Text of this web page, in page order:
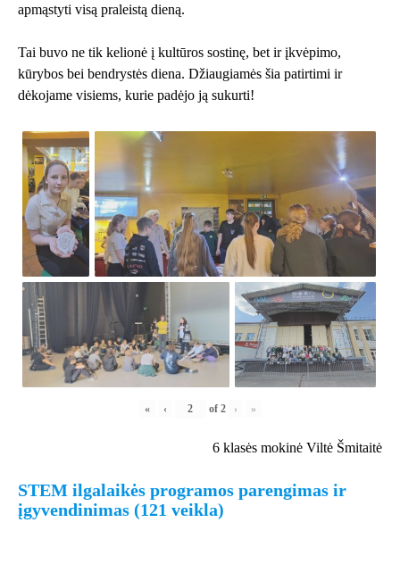
apmąstyti visą praleistą dieną.
Tai buvo ne tik kelionė į kultūros sostinę, bet ir įkvėpimo,
kūrybos bei bendrystės diena. Džiaugiamės šia patirtimi ir
dėkojame visiems, kurie padėjo ją sukurti!
« ‹ of 2 › »
6 klasės mokinė Viltė Šmitaitė
STEM ilgalaikės programos parengimas ir
įgyvendinimas (121 veikla)